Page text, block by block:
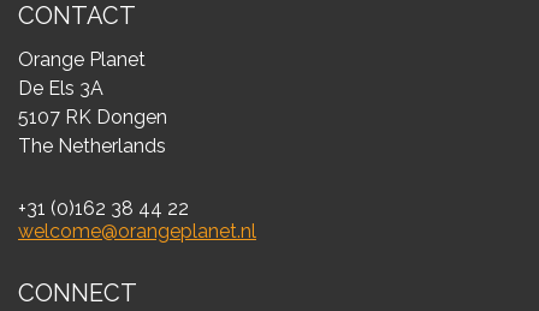
CONTACT
Orange Planet
De Els 3A
5107 RK Dongen
The Netherlands
+31 (0)162 38 44 22
welcome@orangeplanet.nl
CONNECT